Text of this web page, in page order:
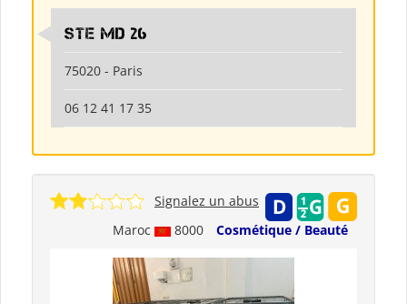
Ste md 26
75020 - Paris
06 12 41 17 35
Maroc 8000 Cosmétique / Beauté
Signalez un abus